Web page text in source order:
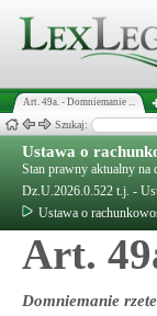
Art. 49a. - Domniemanie ...
Szukaj:
Ustawa o
Stan prawny aktualny na
Dz.U.2026.0.522 t.j. -
Ustawa o
Art.
Domniemanie